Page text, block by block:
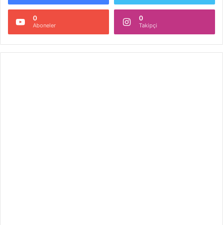
0
Aboneler
0
Takipçi